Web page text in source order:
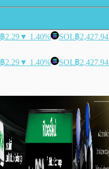
฿2.29▼ 1.40% SOL฿2,427.94
฿2.29▼ 1.40% SOL฿2,427.94